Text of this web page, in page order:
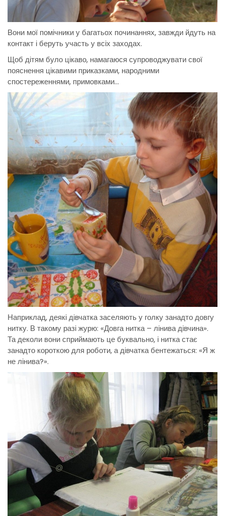
Вони мої помічники у багатьох починаннях, завжди йдуть на
контакт і беруть участь у всіх заходах.
Щоб дітям було цікаво, намагаюся супроводжувати свої
пояснення цікавими приказками, народними
спостереженнями, примовками…
Наприклад, деякі дівчатка заселяють у голку занадто довгу
нитку. В такому разі журю: «Довга нитка – лінива дівчина».
Та деколи вони сприймають це буквально, і нитка стає
занадто короткою для роботи, а дівчатка бентежаться: «Я ж
не лінива?».